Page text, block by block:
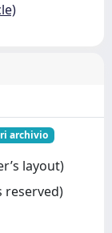
archivio
layout)
reserved)